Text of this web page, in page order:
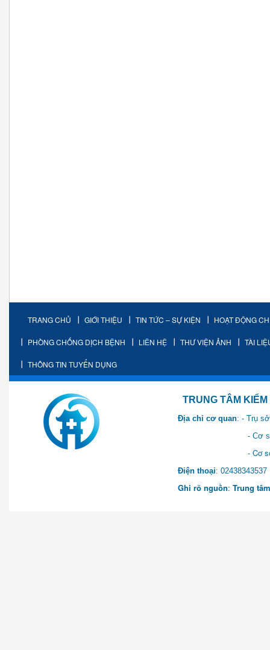
TRANG CHỦ GIỚI THIỆU TIN TỨC – SỰ KIỆN HOẠT ĐỘNG
PHÒNG CHỐNG DỊCH BỆNH LIÊN HỆ THƯ VIỆN ẢNH TÀI
THÔNG TIN TUYỂN DỤNG
TRUNG TÂM KIỂM SOÁT
Địa chỉ cơ quan: - Trụ
- Cơ sở 2: Khu Hành
- Cơ sở 3: Số 1 Ngõ 2
Điện thoại:
Ghi rõ nguồn: Trung